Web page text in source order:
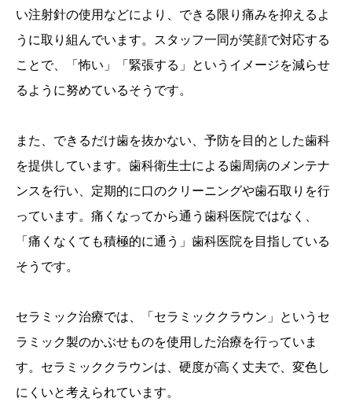
い注射針の使用などにより、できる限り痛みを抑えるよ
うに取り組んでいます。スタッフ一同が笑顔で対応する
ことで、「怖い」「緊張する」というイメージを減らせ
るように努めているそうです。
また、できるだけ歯を抜かない、予防を目的とした歯科
を提供しています。歯科衛生士による歯周病のメンテナ
ンスを行い、定期的に口のクリーニングや歯石取りを行
っています。痛くなってから通う歯科医院ではなく、
「痛くなくても積極的に通う」歯科医院を目指している
そうです。
セラミック治療では、「セラミッククラウン」というセ
ラミック製のかぶせものを使用した治療を行っていま
す。セラミッククラウンは、硬度が高く丈夫で、変色し
にくいと考えられています。